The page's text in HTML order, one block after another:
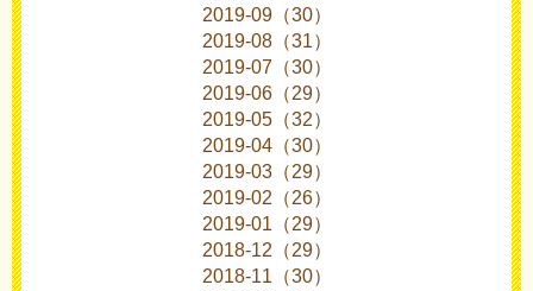
2019-09（30）
2019-08（31）
2019-07（30）
2019-06（29）
2019-05（32）
2019-04（30）
2019-03（29）
2019-02（26）
2019-01（29）
2018-12（29）
2018-11（30）